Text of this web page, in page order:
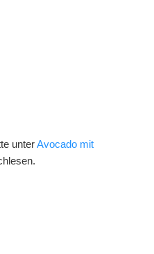
unterAvocado mit